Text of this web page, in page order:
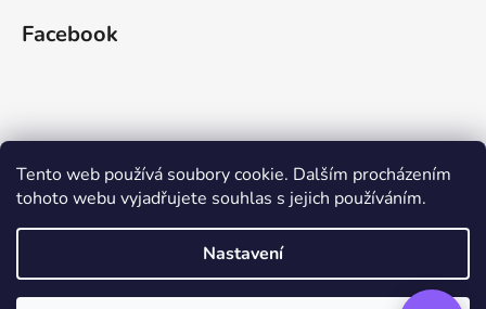
Tento web používá soubory cookie. Dalším procházením
tohoto webu vyjadřujete souhlas s jejich používáním.
Nastavení
Facebook
Způsob ověřování recenzí